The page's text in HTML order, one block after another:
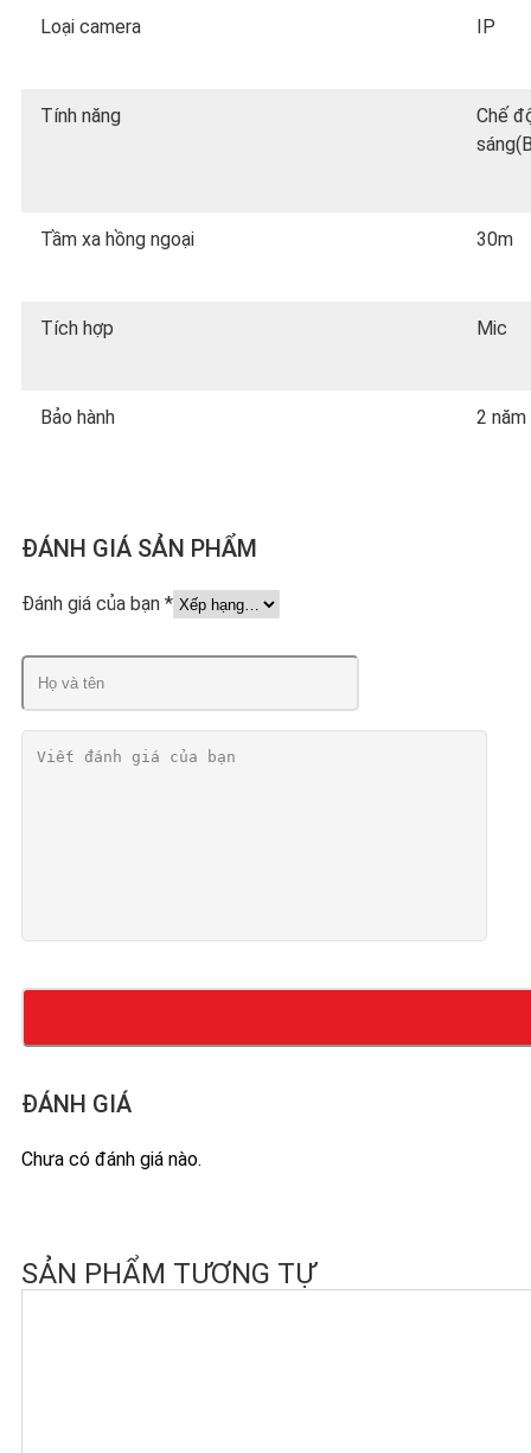
Loại camera IP
Tính năng
Chế
Tầm xa hồng ngoại 30m
Tích hợp Mic
Bảo hành 2 năm
ĐÁNH GIÁ
Chưa có đánh giá nào.
ĐÁNH GIÁ SẢN PHẨM
Đánh giá của bạn *
SẢN PHẨM TƯƠNG TỰ